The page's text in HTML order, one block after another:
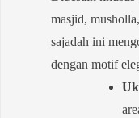
masjid,
sajadah ini
dengan motif